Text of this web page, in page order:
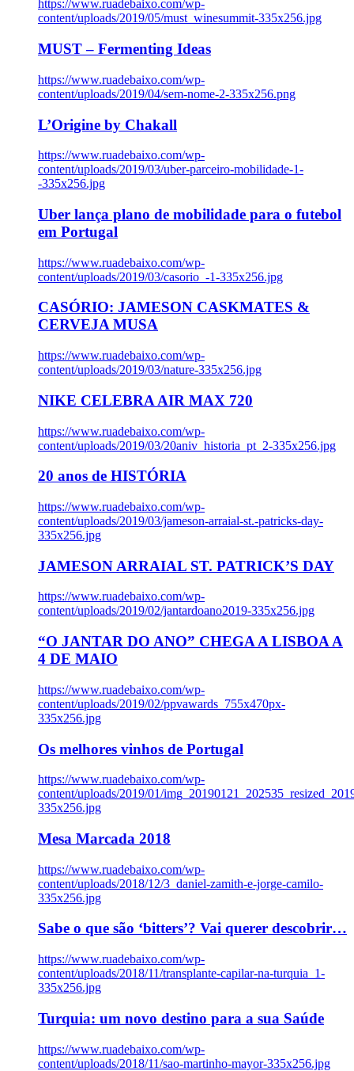
https://www.ruadebaixo.com/wp-
content/uploads/2019/05/must_winesummit-335x256.jpg
MUST – Fermenting Ideas
https://www.ruadebaixo.com/wp-
content/uploads/2019/04/sem-nome-2-335x256.png
L’Origine by Chakall
https://www.ruadebaixo.com/wp-
content/uploads/2019/03/uber-parceiro-mobilidade-1-
-335x256.jpg
Uber lança plano de mobilidade para o futebol
em Portugal
https://www.ruadebaixo.com/wp-
content/uploads/2019/03/casorio_-1-335x256.jpg
CASÓRIO: JAMESON CASKMATES &
CERVEJA MUSA
https://www.ruadebaixo.com/wp-
content/uploads/2019/03/nature-335x256.jpg
NIKE CELEBRA AIR MAX 720
https://www.ruadebaixo.com/wp-
content/uploads/2019/03/20aniv_historia_pt_2-335x256.jpg
20 anos de HISTÓRIA
https://www.ruadebaixo.com/wp-
content/uploads/2019/03/jameson-arraial-st.-patricks-day-
335x256.jpg
JAMESON ARRAIAL ST. PATRICK’S DAY
https://www.ruadebaixo.com/wp-
content/uploads/2019/02/jantardoano2019-335x256.jpg
“O JANTAR DO ANO” CHEGA A LISBOA A
4 DE MAIO
https://www.ruadebaixo.com/wp-
content/uploads/2019/02/ppvawards_755x470px-
335x256.jpg
Os melhores vinhos de Portugal
https://www.ruadebaixo.com/wp-
content/uploads/2019/01/
335x256.jpg
Mesa Marcada 2018
https://www.ruadebaixo.com/wp-
content/uploads/2018/12/3_daniel-zamith-e-jorge-camilo-
335x256.jpg
Sabe o que são ‘bitters’? Vai querer descobrir…
https://www.ruadebaixo.com/wp-
content/uploads/2018/11/transplante-capilar-na-turquia_1-
335x256.jpg
Turquia: um novo destino para a sua Saúde
https://www.ruadebaixo.com/wp-
content/uploads/2018/11/sao-martinho-mayor-335x256.jpg